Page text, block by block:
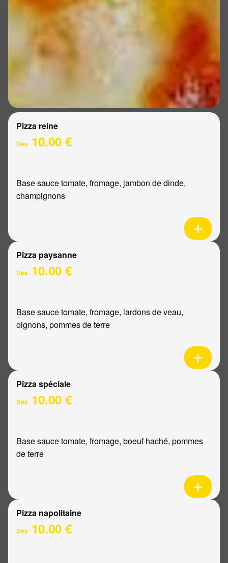
Pizza reine
Dès 10.00 €
Base sauce tomate, fromage, jambon de dinde,
champignons
Pizza paysanne
Dès 10.00 €
Base sauce tomate, fromage, lardons de veau,
oignons, pommes de terre
Pizza spéciale
Dès 10.00 €
Base sauce tomate, fromage, boeuf haché, pommes
de terre
Pizza napolitaine
Dès 10.00 €